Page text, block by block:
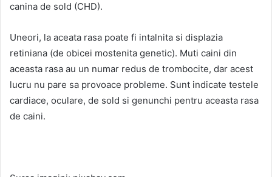
canina de sold (CHD).
Uneori, la aceata rasa poate fi intalnita si displazia
retiniana (de obicei mostenita genetic). Muti caini din
aceasta rasa au un numar redus de trombocite, dar acest
lucru nu pare sa provoace probleme. Sunt indicate testele
cardiace, oculare, de sold si genunchi pentru aceasta rasa
de caini.